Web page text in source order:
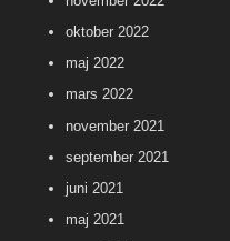
oktober 2022
maj 2022
mars 2022
november 2021
september 2021
juni 2021
maj 2021